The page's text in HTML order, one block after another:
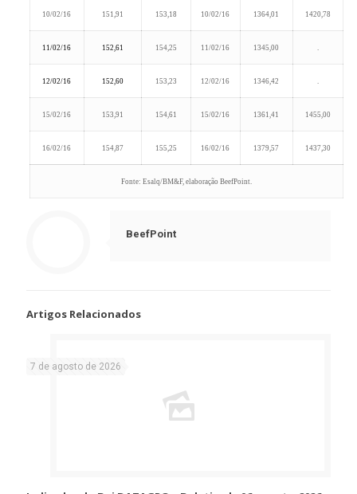
10/02/16 151,91 153,18 10/02/16 1364,01 1420,78
11/02/16 152,61 154,25 11/02/16 1345,00 .
12/02/16 152,60 153,23 12/02/16 1346,42 .
15/02/16 153,91 154,61 15/02/16 1361,41 1455,00
16/02/16 154,87 155,25 16/02/16 1379,57 1437,30
Fonte: Esalq/BM&F, elaboração BeefPoint.
BeefPoint
Artigos Relacionados
7 de agosto de 2026